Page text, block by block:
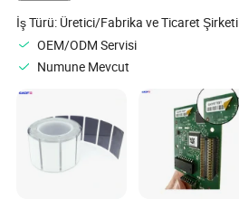
İş Türü: Üretici/Fabrika ve Ticaret Şirketi
OEM/ODM Servisi
Numune Mevcut